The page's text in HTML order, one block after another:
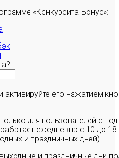
«Конкурсита-Бонус»:
активируйте его нажатием
для пользователей с
ежедневно с 10 до
и праздничных дней).
и праздничные дни